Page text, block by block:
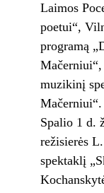
Laimos
poetui“,
programą
muzikinį
Mačerniui“.
Spalio 1 d.
režisierės
spektaklį